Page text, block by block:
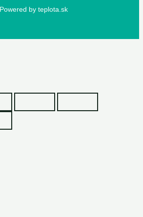
Powered by teplota.sk